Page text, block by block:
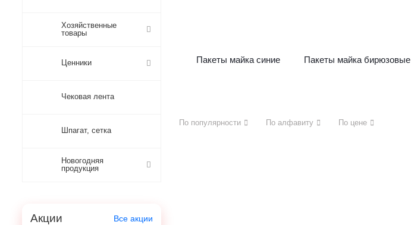
Пакеты майка синие Пакеты майка бирюзовые
По популярности По алфавиту По цене
Хозяйственные
товары
Ценники
Чековая лента
Шпагат, сетка
Новогодняя
продукция
Акции Все акции